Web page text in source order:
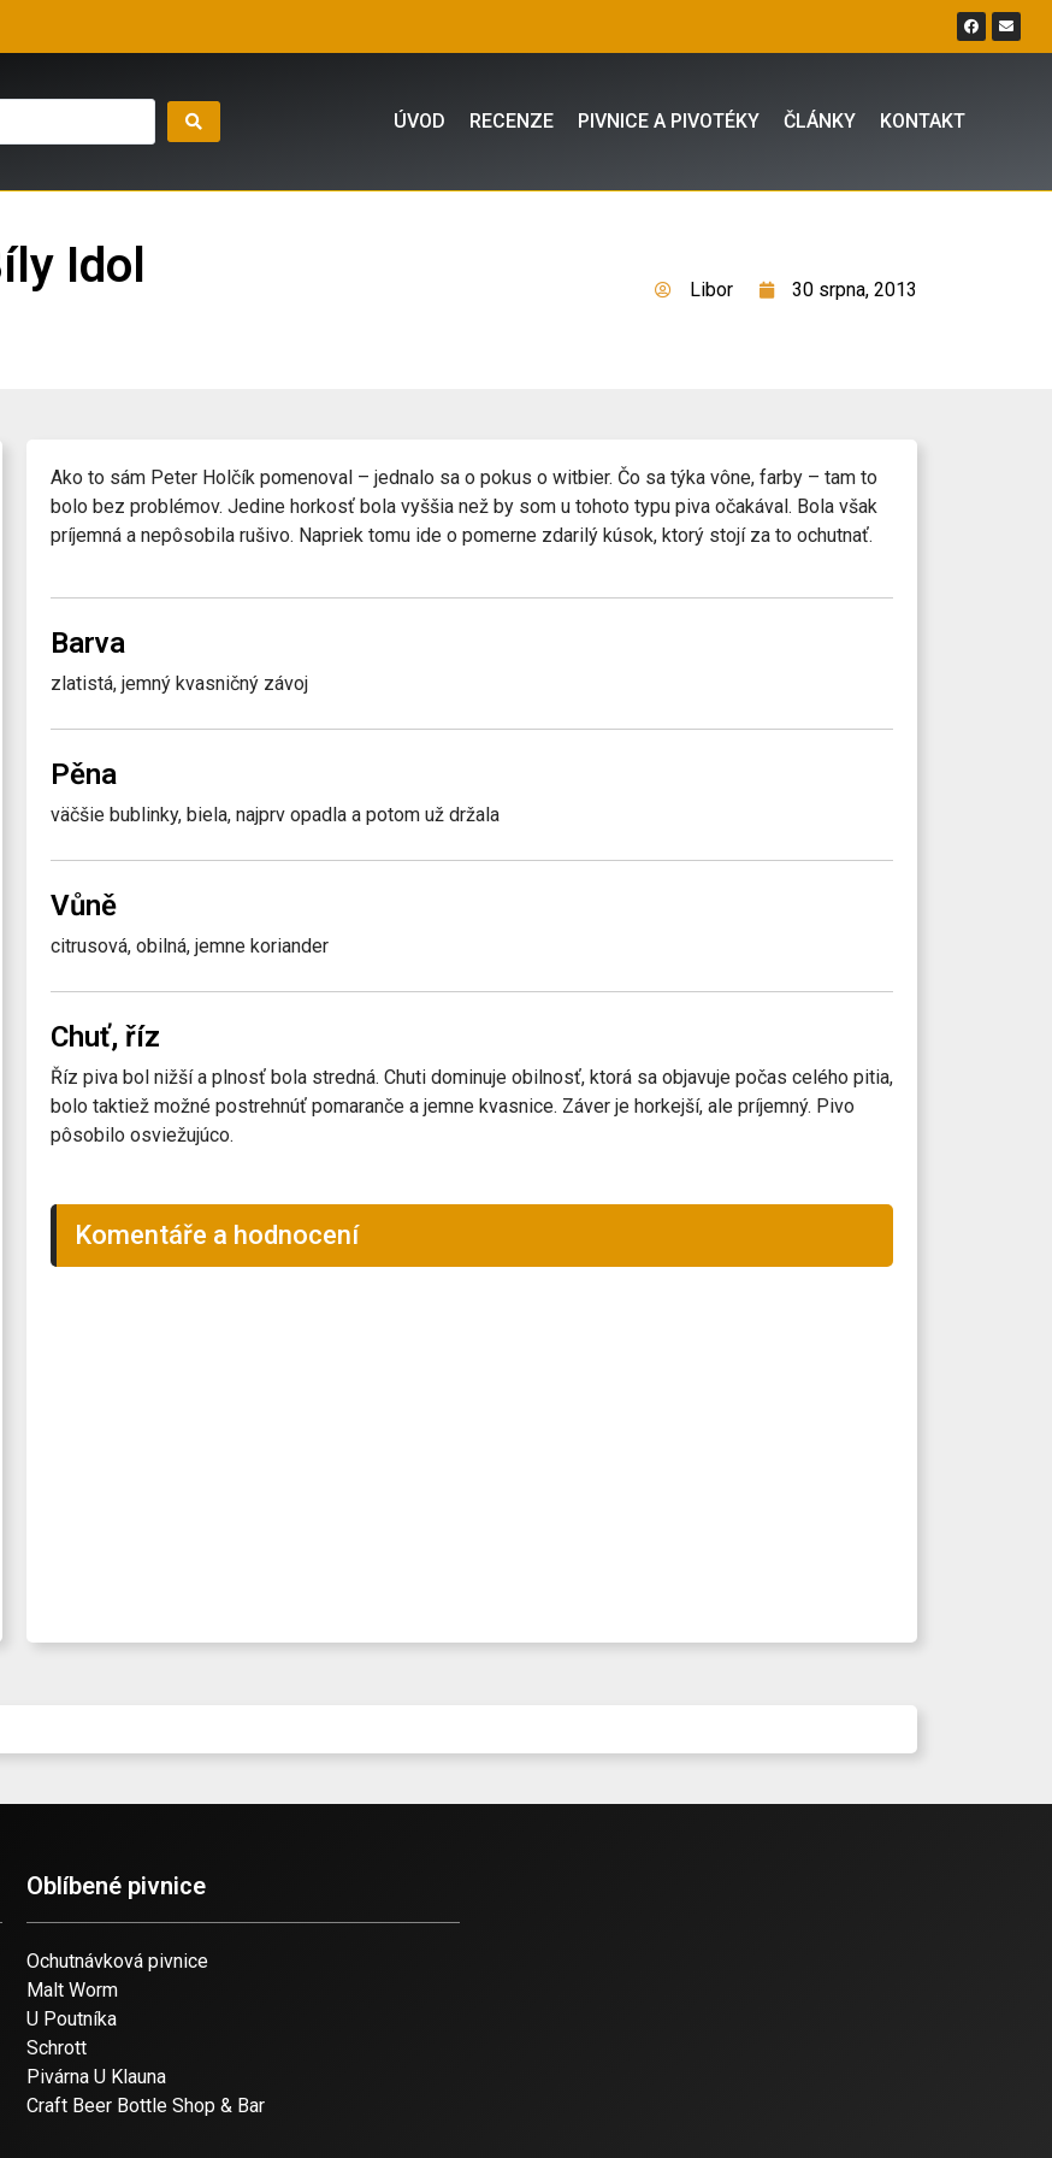
ÚVOD RECENZE PIVNICE A PIVOTÉKY ČLÁNKY KONTAKT
Idol
Libor 30 srpna, 2013
Ako to sám Peter Holčík pomenoval – jednalo sa o pokus o witbier. Čo sa týka vône, farby – tam to
bolo bez problémov. Jedine horkosť bola vyššia než by som u tohoto typu piva očakával. Bola však
príjemná a nepôsobila rušivo. Napriek tomu ide o pomerne zdarilý kúsok, ktorý stojí za to ochutnať.
Barva
zlatistá, jemný kvasničný závoj
Pěna
väčšie bublinky, biela, najprv opadla a potom už držala
Vůně
citrusová, obilná, jemne koriander
Chuť, říz
Říz piva bol nižší a plnosť bola stredná. Chuti dominuje obilnosť, ktorá sa objavuje počas celého pitia,
bolo taktiež možné postrehnúť pomaranče a jemne kvasnice. Záver je horkejší, ale príjemný. Pivo
pôsobilo osviežujúco.
Komentáře a hodnocení
Oblíbené pivnice
Ochutnávková pivnice
Malt Worm
U Poutníka
Schrott
Pivárna U Klauna
Craft Beer Bottle Shop & Bar